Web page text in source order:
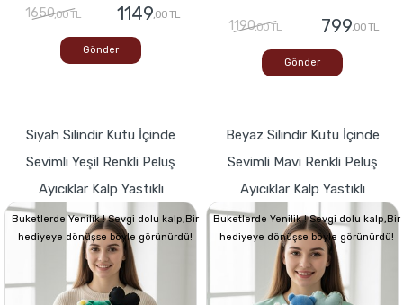
1650,00 TL 1149,00 TL
Gönder
1190,00 TL 799,00 TL
Gönder
Siyah Silindir Kutu İçinde
Sevimli Yeşil Renkli Peluş
Ayıcıklar Kalp Yastıklı
Buketlerde Yenilik ! Sevgi dolu kalp,Bir
hediyeye dönüşse böyle görünürdü!
Beyaz Silindir Kutu İçinde
Sevimli Mavi Renkli Peluş
Ayıcıklar Kalp Yastıklı
Buketlerde Yenilik ! Sevgi dolu kalp,Bir
hediyeye dönüşse böyle görünürdü!